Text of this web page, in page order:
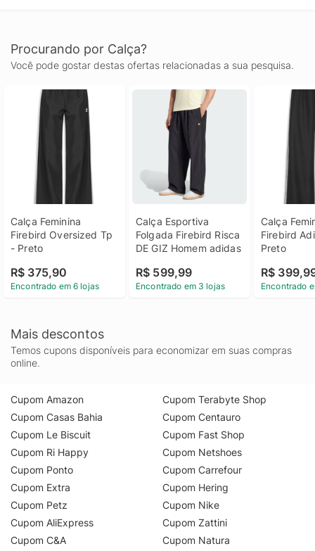
Procurando por Calça?
Você pode gostar destas ofertas relacionadas a sua pesquisa.
Calça Feminina
Firebird Oversized Tp
- Preto
R$ 375,90
Encontrado em 6 lojas
Calça Esportiva
Folgada Firebird Risca
DE GIZ Homem adidas
R$ 599,99
Encontrado em 3 lojas
Calça
Firebird
Preto
R$
Encontrado
Mais descontos
Temos cupons disponíveis para economizar em suas compras
online.
Cupom Amazon
Cupom Casas Bahia
Cupom Le Biscuit
Cupom Ri Happy
Cupom Ponto
Cupom Extra
Cupom Petz
Cupom AliExpress
Cupom C&A
Cupom Terabyte Shop
Cupom Centauro
Cupom Fast Shop
Cupom Netshoes
Cupom Carrefour
Cupom Hering
Cupom Nike
Cupom Zattini
Cupom Natura